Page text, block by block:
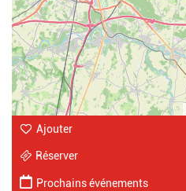
Ajouter
Réserver
Prochains événements